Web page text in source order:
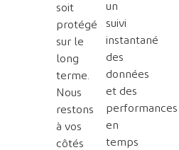
soit
protégé
sur le
long
terme.
Nous
restons
à vos
côtés
un
suivi
instantané
des
données
et des
performances
en
temps